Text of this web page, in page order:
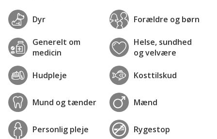
Dyr Forældre og børn
Generelt om
medicin
Helse, sundhed
og velvære
Hudpleje Kosttilskud
Mund og tænder Mænd
Personlig pleje Rygestop